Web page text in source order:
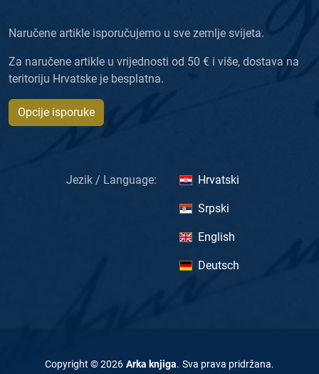
Naručene artikle isporučujemo u sve zemlje svijeta.
Za naručene artikle u vrijednosti od 50 € i više, dostava na
teritoriju Hrvatske je besplatna.
Opcije isporuke
Jezik / Language: Hrvatski
Srpski
English
Deutsch
Copyright ©2026 Arka knjiga. Sva prava pridržana.